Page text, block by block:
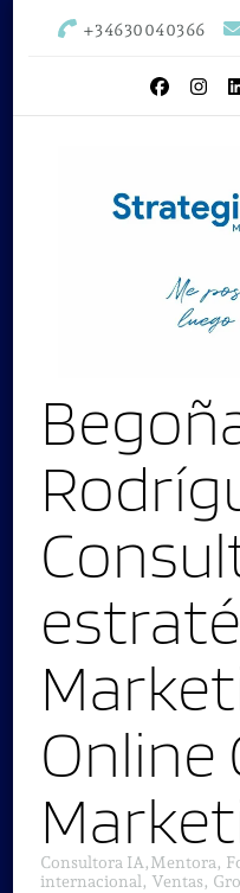
+34630040366
Online
Consultora IA,Mentora,
internacional, Ventas,